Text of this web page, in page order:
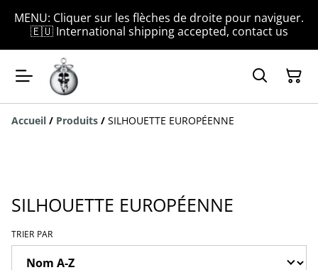
MENU: Cliquer sur les flèches de droite pour naviguer.
🇪🇺 International shipping accepted, contact us
Accueil / Produits / SILHOUETTE EUROPÉENNE
SILHOUETTE EUROPÉENNE
TRIER PAR